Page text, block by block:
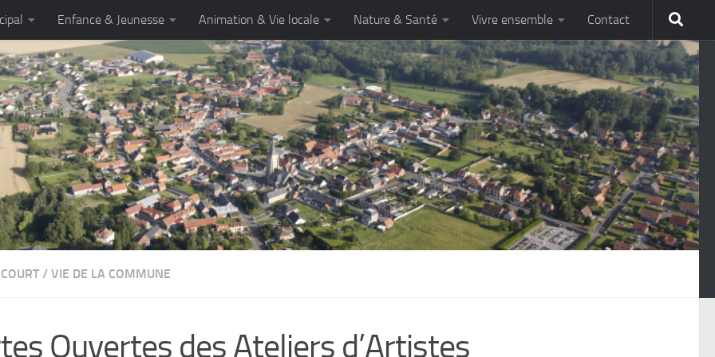
Enfance & Jeunesse Animation & Vie locale Nature & Santé Vivre ensemble Contact
/ VIE DE LA COMMUNE
Ouvertes des Ateliers d’Artistes